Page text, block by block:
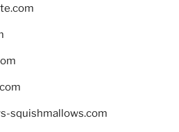
squishmallows.com